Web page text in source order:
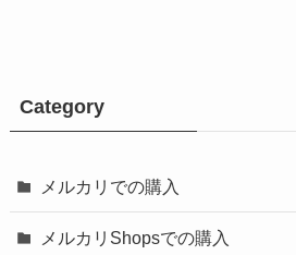
Category
メルカリでの購入
メルカリShopsでの購入